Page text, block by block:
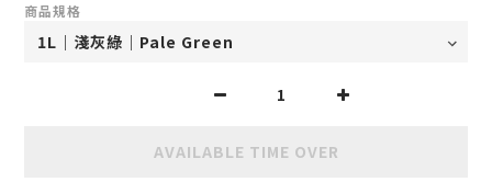
商品規格
AVAILABLE TIME OVER